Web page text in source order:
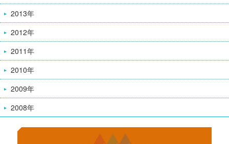
2013年
2012年
2011年
2010年
2009年
2008年